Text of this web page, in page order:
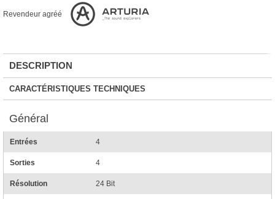
Revendeur agréé
DESCRIPTION
CARACTÉRISTIQUES TECHNIQUES
Général
Entrées 4
Sorties 4
Résolution 24 Bit